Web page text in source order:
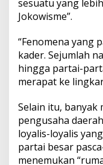
sesuatu yang
Jokowisme”.
“Fenomena yang
kader. Sejumlah
hingga partai-
merapat ke
Selain itu, banyak
pengusaha
loyalis-loyalis
partai besar
menemukan